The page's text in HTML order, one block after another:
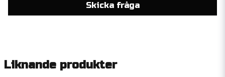
Skicka fråga
Liknande produkter